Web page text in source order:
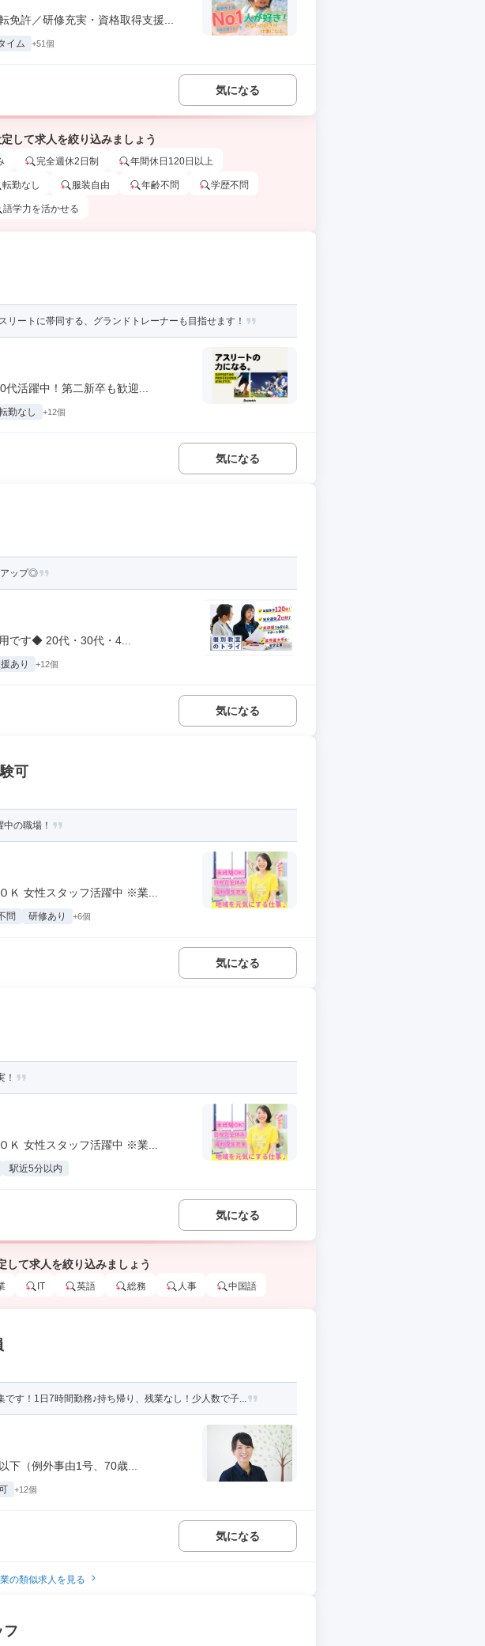
許／研修充実・資格取得支援...
イム +51個
気になる
して求人を絞り込みましょう
完全週休2日制 年間休日120日以上
転勤なし 服装自由 年齢不問 学歴不問
語学力を活かせる
ートに帯同する、グランドトレーナーも目指せます！
活躍中！第二新卒も歓迎...
勤なし +12個
気になる
アップ◎
です◆ 20代・30代・4...
あり +12個
気になる
可
の職場！
Ｋ 女性スタッフ活躍中 ※業...
問 研修あり +6個
気になる
！
Ｋ 女性スタッフ活躍中 ※業...
駅近5分以内
気になる
して求人を絞り込みましょう
IT 英語 総務 人事 中国語
す！1日7時間勤務♪持ち帰り、残業なし！少人数で子...
下（例外事由1号、70歳...
+12個
気になる
の類似求人を見る
フ